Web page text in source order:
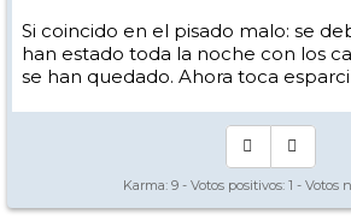
Si coincido en el pisado malo: se
han estado toda la noche con los
se han quedado. Ahora toca
Karma: 9 - Votos positivos: 1 - Votos